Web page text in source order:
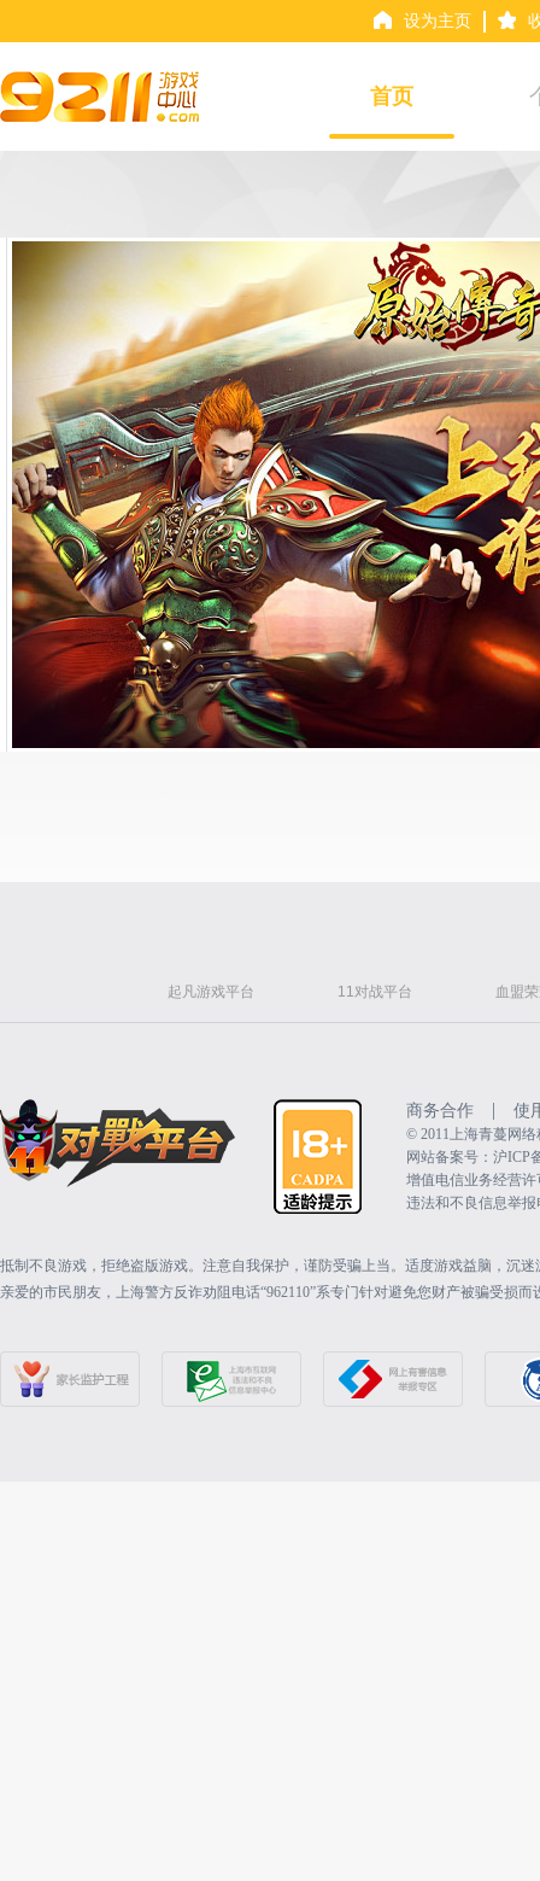
设为主页
首页
起凡游戏平台 11对战平台 血盟
商务合作 | 使
©️ 2011上海青蔓网
网站备案号：沪ICP
增值电信业务经营许
违法和不良信息举报
抵制不良游戏，拒绝盗版游戏。注意自我保护，谨防受骗上当。适度游戏益脑，沉
亲爱的市民朋友，上海警方反诈劝阻电话“962110”系专门针对避免您财产被骗受损